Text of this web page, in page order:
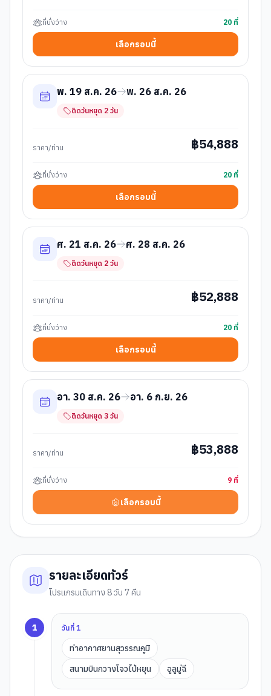
ที่นั่งว่าง 20 ที่
เลือกรอบนี้
พ. 19 ส.ค. 26 พ. 26 ส.ค. 26
ติดวันหยุด 2 วัน
ราคา/ท่าน ฿54,888
ที่นั่งว่าง 20 ที่
เลือกรอบนี้
ศ. 21 ส.ค. 26 ศ. 28 ส.ค. 26
ติดวันหยุด 2 วัน
ราคา/ท่าน ฿52,888
ที่นั่งว่าง 20 ที่
เลือกรอบนี้
อา. 30 ส.ค. 26 อา. 6 ก.ย. 26
ติดวันหยุด 3 วัน
ราคา/ท่าน ฿53,888
ที่นั่งว่าง 9 ที่
เลือกรอบนี้
รายละเอียดทัวร์
โปรแกรมเดินทาง 8 วัน 7 คืน
1 วันที่1
ท่าอากาศยานสุวรรณภูมิ
สนามบินกวางโจวไป่หยุน
อูลูมู่ฉี